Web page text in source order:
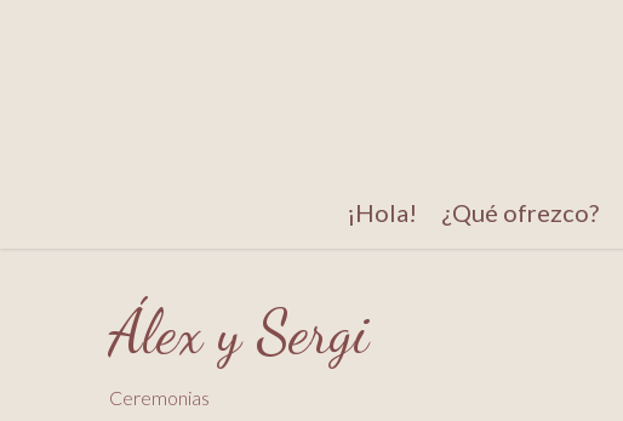
¡Hola! ¿Qué ofrezco?
Álex y Sergi
Ceremonias